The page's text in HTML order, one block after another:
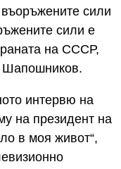
сили
сили е
на СССР,
Шапошников.
интервю на
на президент на
в моя живот“,